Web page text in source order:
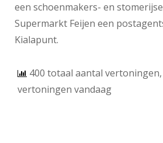
een schoenmakers- en
Supermarkt Feijen een
Kialapunt.
400 totaal aantal
vertoningen vandaag